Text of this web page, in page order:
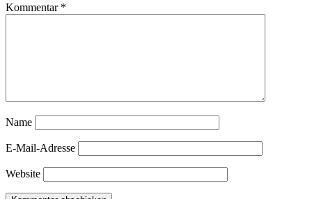
Kommentar *
Name
E-Mail-Adresse
Website